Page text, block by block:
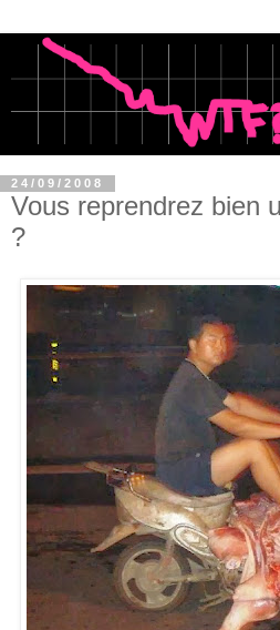
24/09/2008
Vous reprendrez bien
?